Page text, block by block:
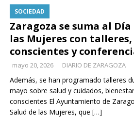
SOCIEDAD
Zaragoza se suma al Día
las Mujeres con talleres,
conscientes y
mayo 20, 2026 DIARIO DE ZARAGOZA
Además, se han programado talleres
mayo sobre salud y cuidados,
conscientes El Ayuntamiento de
Salud de las Mujeres, que […]